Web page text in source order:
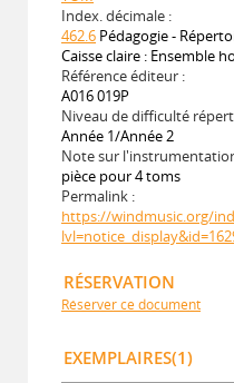
Index. décimale :
462.6 Pédagogie -
Caisse claire : Ensemble
Référence éditeur :
A016 019P
Niveau de difficulté
Année 1/Année 2
Note sur
pièce pour 4 toms
Permalink :
https://windmusic.org/
RÉSERVATION
Réserver ce document
EXEMPLAIRES(1)